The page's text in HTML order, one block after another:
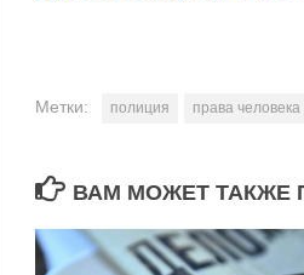
Метки: полиция права человека
ВАМ МОЖЕТ ТАКЖЕ